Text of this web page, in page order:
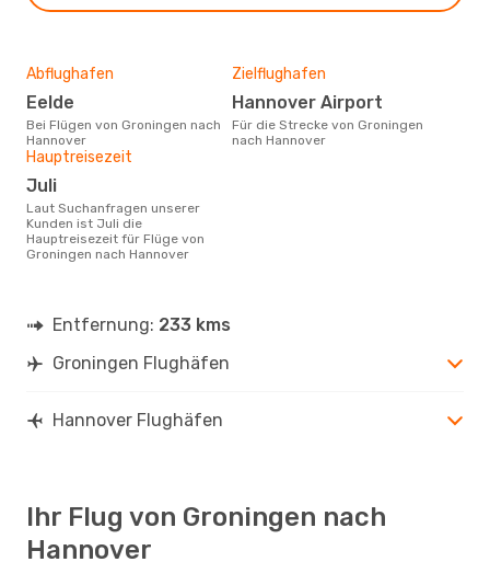
Abflughafen
Eelde
Bei Flügen von Groningen nach
Hannover
Zielflughafen
Hannover Airport
Für die Strecke von Groningen
nach Hannover
Hauptreisezeit
Juli
Laut Suchanfragen unserer
Kunden ist Juli die
Hauptreisezeit für Flüge von
Groningen nach Hannover
Entfernung: 233 kms
Groningen Flughäfen
Hannover Flughäfen
Ihr Flug von Groningen nach
Hannover